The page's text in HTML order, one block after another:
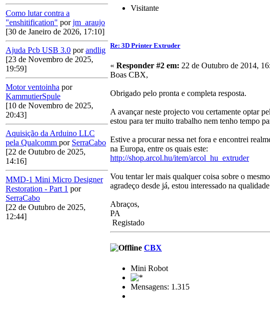
Como lutar contra a
"enshitification" porjm_araujo
[30 de Janeiro de 2026, 17:10]
Ajuda Pcb USB 3.0 porandlig
[23 de Novembro de 2025,
19:59]
Motor ventoinha por
KammutierSpule
[10 de Novembro de 2025,
20:43]
Aquisição da Arduino LLC
pela Qualcomm por SerraCabo
[22 de Outubro de 2025,
14:16]
MMD-1 Mini Micro Designer
Restoration - Part 1 por
SerraCabo
[22 de Outubro de 2025,
12:44]
Visitante
Re: 3D Printer Extruder
« Responder #2 em: 22 de Outubro de 2014,
Boas CBX,
Obrigado pelo pronta e completa resposta.
A avançar neste projecto vou certamente optar
estou para ter muito trabalho nem tenho tempo
Estive a procurar nessa net fora e encontrei
na Europa, entre os quais este:
http://shop.arcol.hu/item/arcol_hu_extruder
Vou tentar ler mais qualquer coisa sobre o
agradeço desde já, estou interessado na
Abraços,
PA
Registado
CBX
Mini Robot
Mensagens: 1.315